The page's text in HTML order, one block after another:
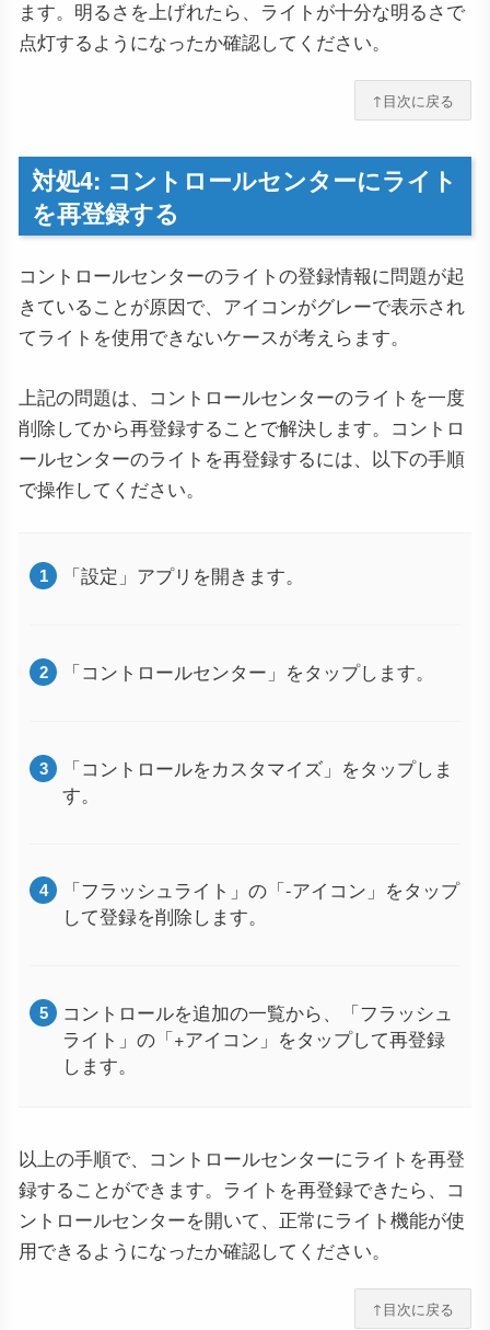
ます。明るさを上げれたら、ライトが十分な明るさで
点灯するようになったか確認してください。
↑目次に戻る
対処4: コントロールセンターにライト
を再登録する
コントロールセンターのライトの登録情報に問題が起
きていることが原因で、アイコンがグレーで表示され
てライトを使用できないケースが考えらます。
上記の問題は、コントロールセンターのライトを一度
削除してから再登録することで解決します。コントロ
ールセンターのライトを再登録するには、以下の手順
で操作してください。
「設定」アプリを開きます。
「コントロールセンター」をタップします。
「コントロールをカスタマイズ」をタップしま
す。
「フラッシュライト」の「-アイコン」をタップ
して登録を削除します。
コントロールを追加の一覧から、「フラッシュ
ライト」の「+アイコン」をタップして再登録
します。
以上の手順で、コントロールセンターにライトを再登
録することができます。ライトを再登録できたら、コ
ントロールセンターを開いて、正常にライト機能が使
用できるようになったか確認してください。
↑目次に戻る